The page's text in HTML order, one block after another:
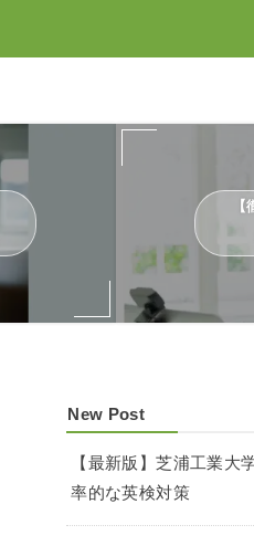
New Post
【最新版】芝浦工業大
率的な英検対策